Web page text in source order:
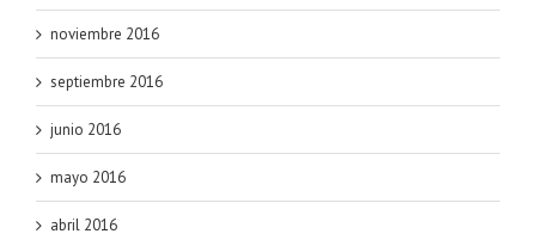
noviembre 2016
septiembre 2016
junio 2016
mayo 2016
abril 2016